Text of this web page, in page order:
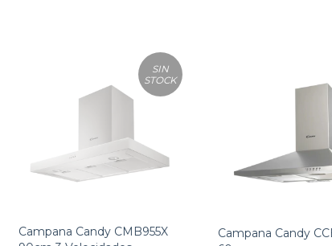
SIN
STOCK
Campana Candy CMB955X
Campana Candy